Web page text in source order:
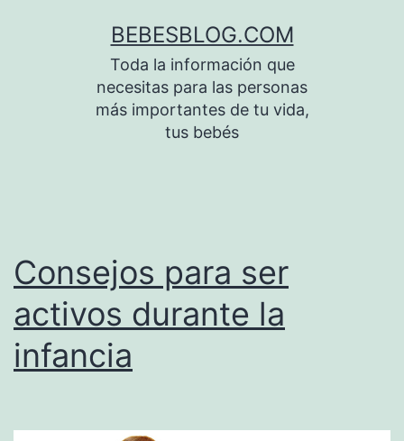
BEBESBLOG.COM
Toda la información que
necesitas para las personas
más importantes de tu vida,
tus bebés
Consejos para ser
activos durante la
infancia